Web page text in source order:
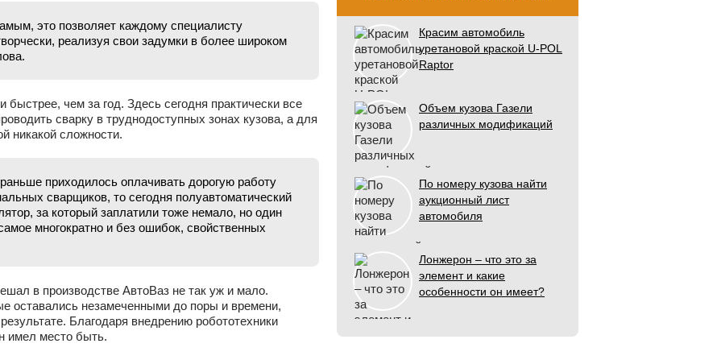
это позволяет каждому специалисту
реализуя свои задумки в более широком
чем за год. Здесь сегодня практически все
сварку в труднодоступных зонах кузова, а для
никакой сложности.
приходилось оплачивать дорогую работу
сварщиков, то сегодня полуавтоматический
за который заплатили тоже немало, но один
многократно и без ошибок, свойственных
в производстве АвтоВаз не так уж и мало.
оставались незамеченными до поры и времени,
Благодаря внедрению робототехники
имел место быть.
Красим автомобиль
уретановой краской U-POL
Raptor
Объем кузова Газели
различных модификаций
По номеру кузова найти
аукционный лист
автомобиля
Лонжерон – что это за
элемент и какие
особенности он имеет?